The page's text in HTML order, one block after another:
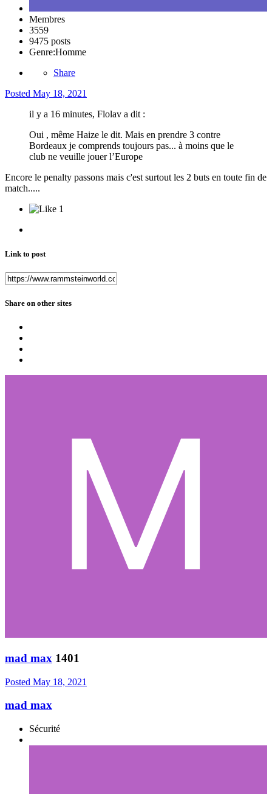
Membres
3559
9475 posts
Genre:Homme
Share
Posted May 18, 2021
il y a 16 minutes, Flolav a dit :
Oui , même Haize le dit. Mais en prendre 3 contre
Bordeaux je comprends toujours pas... à moins que le
club ne veuille jouer l’Europe
Encore le penalty passons mais c'est surtout les 2 buts en toute fin de
match.....
1
Link to post
Share on other sites
mad max 1401
Posted May 18, 2021
mad max
Sécurité